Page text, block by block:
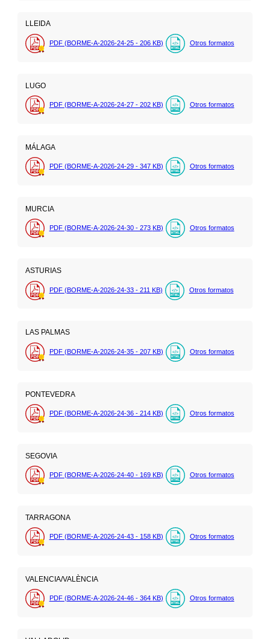
LLEIDA
PDF (BORME-A-2026-24-25 - 206 KB) Otros formatos
LUGO
PDF (BORME-A-2026-24-27 - 202 KB) Otros formatos
MÁLAGA
PDF (BORME-A-2026-24-29 - 347 KB) Otros formatos
MURCIA
PDF (BORME-A-2026-24-30 - 273 KB) Otros formatos
ASTURIAS
PDF (BORME-A-2026-24-33 - 211 KB) Otros formatos
LAS PALMAS
PDF (BORME-A-2026-24-35 - 207 KB) Otros formatos
PONTEVEDRA
PDF (BORME-A-2026-24-36 - 214 KB) Otros formatos
SEGOVIA
PDF (BORME-A-2026-24-40 - 169 KB) Otros formatos
TARRAGONA
PDF (BORME-A-2026-24-43 - 158 KB) Otros formatos
VALENCIA/VALÈNCIA
PDF (BORME-A-2026-24-46 - 364 KB) Otros formatos